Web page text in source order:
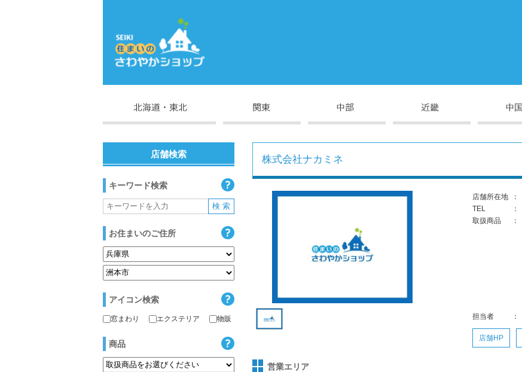
株式会社ナカミネ
店舗所在地 ：
TEL
：
取扱商品
：
担当者
：
店舗HP
営業エリア
店舗検索
キーワード検索
お住まいのご住所
アイコン検索
窓まわり エクステリア 物販
商品